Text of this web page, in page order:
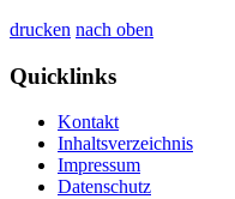
drucken nach oben
Quicklinks
Kontakt
Inhaltsverzeichnis
Impressum
Datenschutz